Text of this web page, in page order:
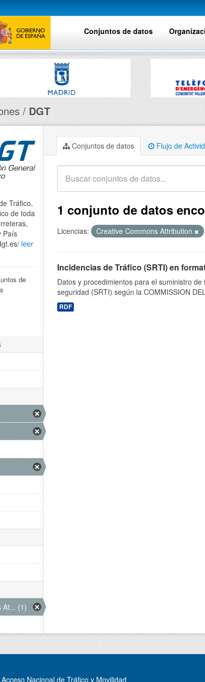
Conjuntos de datos
DGT
Conjuntos de datos Flujo de
1 conjunto de datos
Licencias: Creative Commons Attribution
Incidencias de Tráfico (SRTI) en
Datos y procedimientos para el suministro
seguridad (SRTI) según la COMMISSION
RDF
Tráfico,
de toda
País
leer
de
At... (1)
Nacional de Tráfico y Movilidad